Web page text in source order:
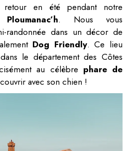
retour en été pendant notre
Ploumanac’h. Nous vous
randonnée dans un décor de
Dog Friendly. Ce lieu
le département des Côtes
au célèbre phare de
avec son chien !